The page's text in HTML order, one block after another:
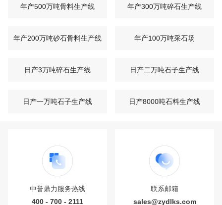
年产500万吨骨料生产线 年产300万吨碎石生产线
年产200万吨砂石骨料生产线 年产100万吨采石场
日产3万吨碎石生产线 日产二万吨石子生产线
日产一万吨石子生产线 日产8000吨石料生产线
中誉鼎力服务热线
400 - 700 - 2111
联系邮箱
sales@zydlks.com